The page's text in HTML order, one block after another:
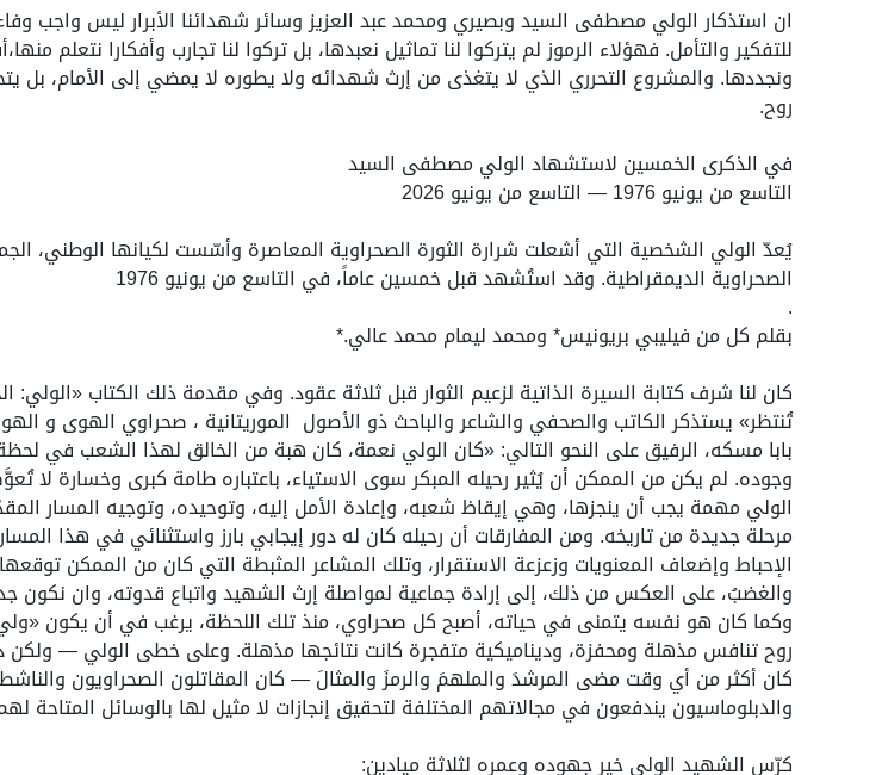
ان استذكار الولي مصطفى السيد وبصيري ومحمد عبد العزيز وسائر شهدائنا الأبرار ليس واجب
للتفكير والتأمل. فهؤلاء الرموز لم يتركوا لنا تماثيل نعبدها، بل تركوا لنا تجارب وأفكارا نتعلم
ونجددها. والمشروع التحرري الذي لا يتغذى من إرث شهدائه ولا يطوره لا يمضي إلى الأمام، بل
روح.
في الذكرى الخمسين لاستشهاد الولي مصطفى السيد
التاسع من يونيو 1976 — التاسع من يونيو 2026
يُعدّ الولي الشخصية التي أشعلت شرارة الثورة الصحراوية المعاصرة وأسّست لكيانها الوطني،
الصحراوية الديمقراطية. وقد استُشهد قبل خمسين عاماً، في التاسع من يونيو 1976
.
بقلم كل من فيليبي بريونيس* ومحمد ليمام محمد عالي.*
كان لنا شرف كتابة السيرة الذاتية لزعيم الثوار قبل ثلاثة عقود. وفي مقدمة ذلك الكتاب «الولي:
تُنتظر» يستذكر الكاتب والصحفي والشاعر والباحث ذو الأصول الموريتانية ، صحراوي الهوى و
بابا مسكه، الرفيق على النحو التالي: «كان الولي نعمة، كان هبة من الخالق لهذا الشعب في
وجوده. لم يكن من الممكن أن يُثير رحيله المبكر سوى الاستياء، باعتباره طامة كبرى وخسارة لا
الولي مهمة يجب أن ينجزها، وهي إيقاظ شعبه، وإعادة الأمل إليه، وتوحيده، وتوجيه المسار
مرحلة جديدة من تاريخه. ومن المفارقات أن رحيله كان له دور إيجابي بارز واستثنائي في هذا
الإحباط وإضعاف المعنويات وزعزعة الاستقرار، وتلك المشاعر المثبطة التي كان من الممكن
والغضبُ، على العكس من ذلك، إلى إرادة جماعية لمواصلة إرث الشهيد واتباع قدوته، وان نكون
وكما كان هو نفسه يتمنى في حياته، أصبح كل صحراوي، منذ تلك اللحظة، يرغب في أن يكون
روح تنافس مذهلة ومحفزة، وديناميكية متفجرة كانت نتائجها مذهلة. وعلى خطى الولي — ولكن
كان أكثر من أي وقت مضى المرشدَ والملهمَ والرمزَ والمثالَ — كان المقاتلون الصحراويون
والدبلوماسيون يندفعون في مجالاتهم المختلفة لتحقيق إنجازات لا مثيل لها بالوسائل المتاحة
كرّس الشهيد الولي خير جهوده وعمره لثلاثة ميادين: